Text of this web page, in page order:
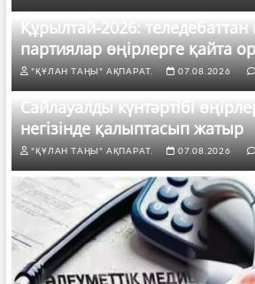
Құрылтай-2026: теледебаттан
партиялар өңірлерге қайта
"ҚҰЛАН ТАҢЫ" АҚПАРАТ. 07.08.2026
Сайлауалды күнтәртібі
негізінде қалыптасып жатыр
"ҚҰЛАН ТАҢЫ" АҚПАРАТ. 07.08.2026